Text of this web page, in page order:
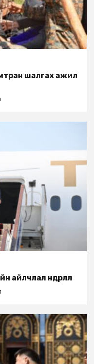
шалгах ажил
өндөрлөлөө